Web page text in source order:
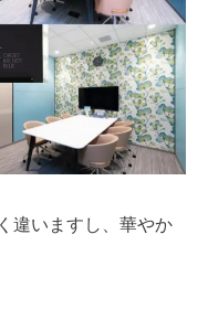
違いますし、華やか